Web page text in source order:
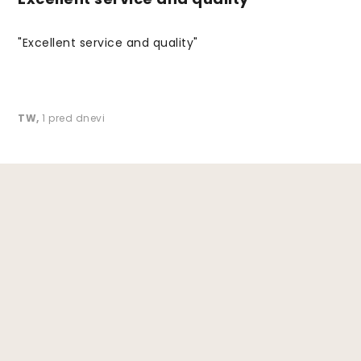
"Excellent service and quality"
TW, 1 pred dnevi